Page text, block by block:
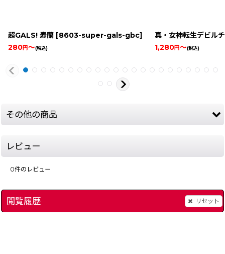
超GALS! 寿蘭 [8603-super-gals-gbc]
280円～(税込)
真・女神転生デビル
1,280円～(税込)
その他の商品
レビュー
0件のレビュー
閲覧履歴 リセット